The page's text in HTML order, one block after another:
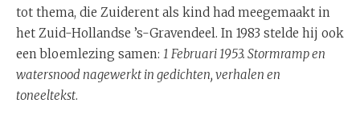
tot thema, die Zuiderent als kind had meegemaakt in
het Zuid-Hollandse ’s-Gravendeel. In 1983 stelde hij ook
een bloemlezing samen: 1 Februari 1953. Stormramp en
watersnood nagewerkt in gedichten, verhalen en
toneeltekst.